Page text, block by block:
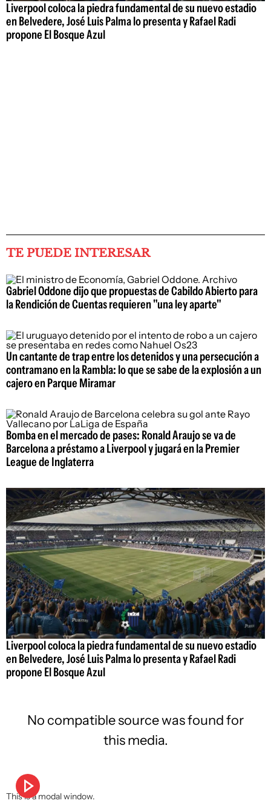
Liverpool coloca la piedra fundamental de su nuevo estadio
en Belvedere, José Luis Palma lo presenta y Rafael Radi
propone El Bosque Azul
TE PUEDE INTERESAR
Gabriel Oddone dijo que propuestas de Cabildo Abierto para
la Rendición de Cuentas requieren "una ley aparte"
Un cantante de trap entre los detenidos y una persecución a
contramano en la Rambla: lo que se sabe de la explosión a un
cajero en Parque Miramar
Bomba en el mercado de pases: Ronald Araujo se va de
Barcelona a préstamo a Liverpool y jugará en la Premier
League de Inglaterra
Liverpool coloca la piedra fundamental de su nuevo estadio
en Belvedere, José Luis Palma lo presenta y Rafael Radi
propone El Bosque Azul
This is a modal window.
No compatible source was found for
this media.